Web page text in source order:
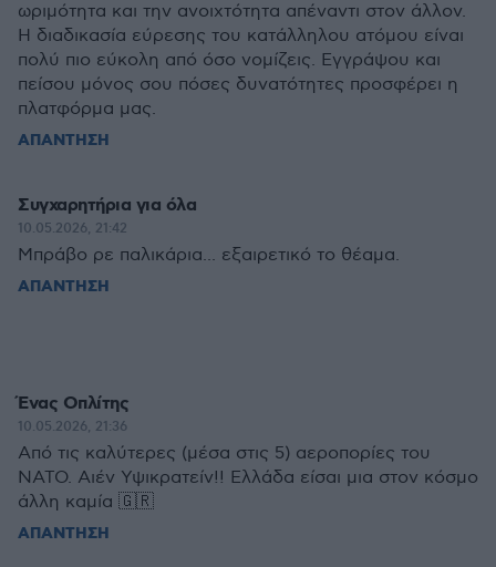
ωριμότητα και την ανοιχτότητα απέναντι στον άλλον.
Η διαδικασία εύρεσης του κατάλληλου ατόμου είναι
πολύ πιο εύκολη από όσο νομίζεις. Εγγράψου και
πείσου μόνος σου πόσες δυνατότητες προσφέρει η
πλατφόρμα μας.
ΑΠΑΝΤΗΣΗ
Συγχαρητήρια για όλα
10.05.2026, 21:42
Μπράβο ρε παλικάρια... εξαιρετικό το θέαμα.
ΑΠΑΝΤΗΣΗ
Ένας Οπλίτης
10.05.2026, 21:36
Από τις καλύτερες (μέσα στις 5) αεροπορίες του
ΝΑΤΟ. Αιέν Υψικρατείν!! Ελλάδα είσαι μια στον κόσμο
άλλη καμία 🇬🇷
ΑΠΑΝΤΗΣΗ